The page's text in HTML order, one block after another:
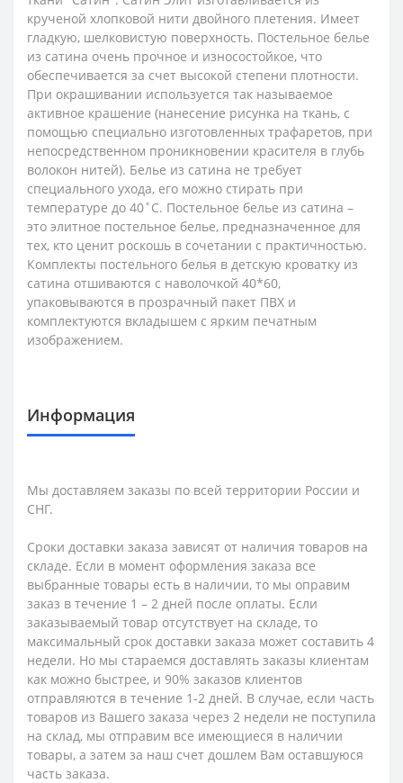
крученой хлопковой нити двойного плетения. Имеет
гладкую, шелковистую поверхность. Постельное белье
из сатина очень прочное и износостойкое, что
обеспечивается за счет высокой степени плотности.
При окрашивании используется так называемое
активное крашение (нанесение рисунка на ткань, с
помощью специально изготовленных трафаретов, при
непосредственном проникновении красителя в глубь
волокон нитей). Белье из сатина не требует
специального ухода, его можно стирать при
температуре до 40˚С. Постельное белье из сатина –
это элитное постельное белье, предназначенное для
тех, кто ценит роскошь в сочетании с практичностью.
Комплекты постельного белья в детскую кроватку из
сатина отшиваются с наволочкой 40*60,
упаковываются в прозрачный пакет ПВХ и
комплектуются вкладышем с ярким печатным
изображением.
Информация
Мы доставляем заказы по всей территории России и
СНГ.
Сроки доставки заказа зависят от наличия товаров на
складе. Если в момент оформления заказа все
выбранные товары есть в наличии, то мы оправим
заказ в течение 1 – 2 дней после оплаты. Если
заказываемый товар отсутствует на складе, то
максимальный срок доставки заказа может составить 4
недели. Но мы стараемся доставлять заказы клиентам
как можно быстрее, и 90% заказов клиентов
отправляются в течение 1-2 дней. В случае, если часть
товаров из Вашего заказа через 2 недели не поступила
на склад, мы отправим все имеющиеся в наличии
товары, а затем за наш счет дошлем Вам оставшуюся
часть заказа.